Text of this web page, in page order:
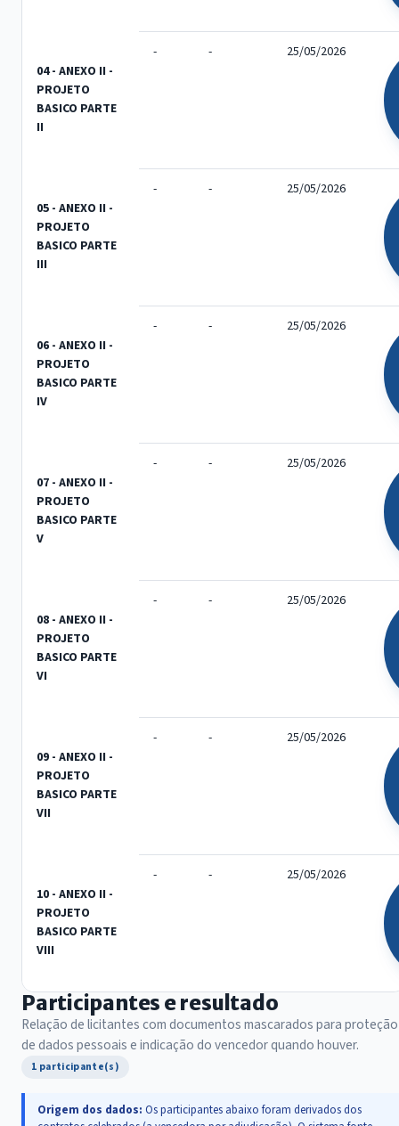
04 - ANEXO II -
PROJETO
BASICO PARTE
II
- - 25/05/2026
05 - ANEXO II -
PROJETO
BASICO PARTE
III
- - 25/05/2026
06 - ANEXO II -
PROJETO
BASICO PARTE
IV
- - 25/05/2026
07 - ANEXO II -
PROJETO
BASICO PARTE
V
- - 25/05/2026
08 - ANEXO II -
PROJETO
BASICO PARTE
VI
- - 25/05/2026
09 - ANEXO II -
PROJETO
BASICO PARTE
VII
- - 25/05/2026
10 - ANEXO II -
PROJETO
BASICO PARTE
VIII
- - 25/05/2026
Participantes e resultado
Relação de licitantes com documentos mascarados para proteção
de dados pessoais e indicação do vencedor quando houver.
1 participante(s)
Origem dos dados: Os participantes abaixo foram derivados dos